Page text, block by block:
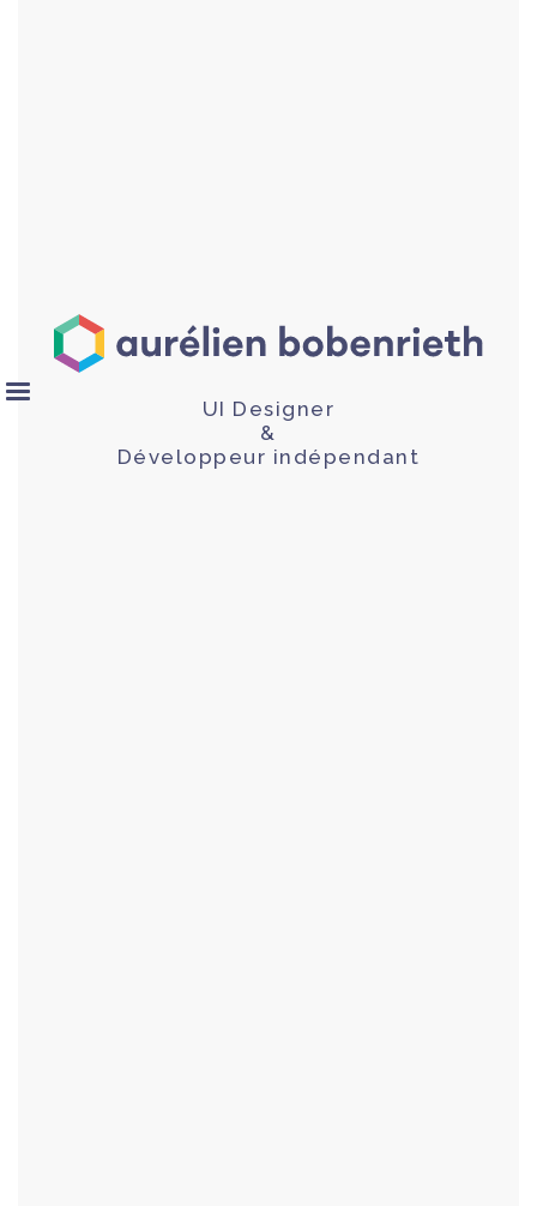
UI Designer
&
Développeur indépendant